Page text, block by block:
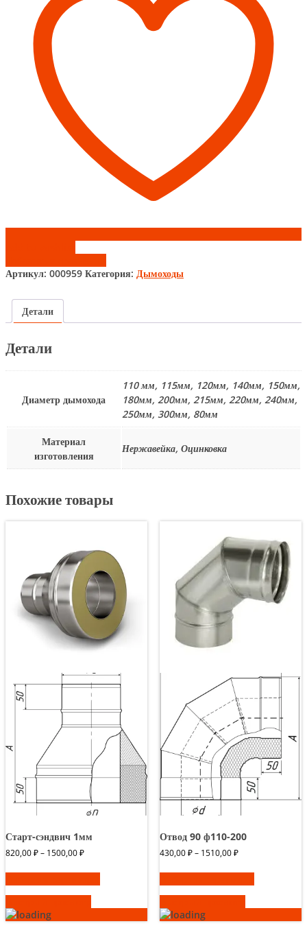
Артикул: 000959 Категория: Дымоходы
Детали
Детали
Диаметр дымохода
110 мм, 115мм, 120мм, 140мм, 150мм,
180мм, 200мм, 215мм, 220мм, 240мм,
250мм, 300мм, 80мм
Материал
изготовления
Нержавейка, Оцинковка
Похожие товары
Старт-сэндвич 1мм
820,00₽– 1500,00₽Диапазон
820,00 ₽
–
1500,00 ₽
несколько
вариаций.
Отвод 90 ф110-200
430,00₽– 1510,00₽Диапазон
430,00 ₽
–
1510,00 ₽
несколько
вариаций.